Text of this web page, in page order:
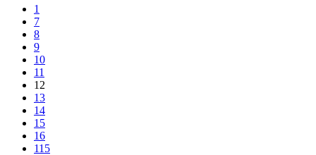
1
7
8
9
10
11
12
13
14
15
16
115